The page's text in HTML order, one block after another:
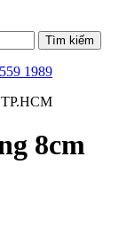
1989
8cm